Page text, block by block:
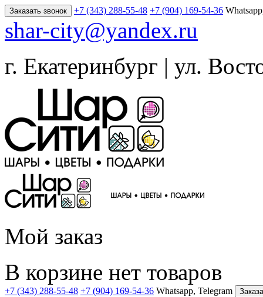
Заказать звонок +7 (343) 288-55-48 +7 (904) 169-54-36
shar-city@yandex.ru
г. Екатеринбург | ул.
Мой заказ
В корзине нет товаров
+7 (343) 288-55-48 +7 (904) 169-54-36 Whatsapp, Telegram